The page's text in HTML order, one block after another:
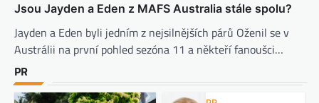
Jsou Jayden a Eden z MAFS Australia stále spolu?
Jayden a Eden byli jedním z nejsilnějších párů Oženil se v
Austrálii na první pohled sezóna 11 a někteří fanoušci…
PR